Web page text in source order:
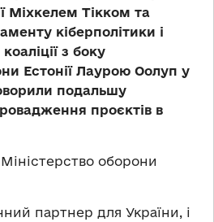
Міхкелем Тікком та
кіберполітики і
з боку
Естонії Лаурою Оолуп у
подальшу
проєктів в
Міністерство оборони
партнер для України, і